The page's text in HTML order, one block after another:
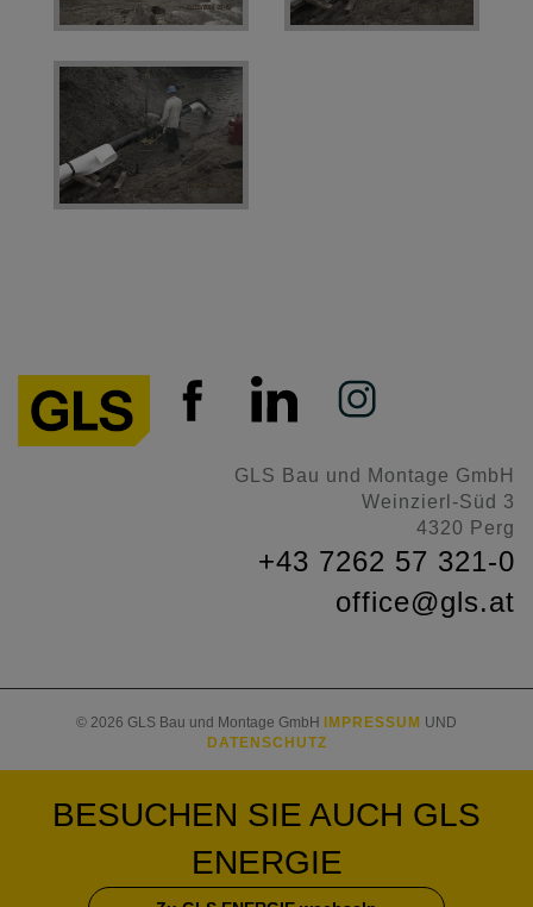
GLS Bau und Montage GmbH
Weinzierl-Süd 3
4320 Perg
+43 7262 57 321-0
office@gls.at
© 2026 GLS Bau und Montage GmbH IMPRESSUM UND
DATENSCHUTZ
BESUCHEN SIE AUCH GLS
ENERGIE